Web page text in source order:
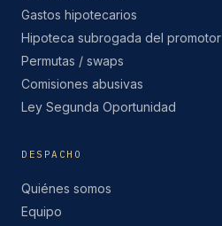
Gastos hipotecarios
Hipoteca subrogada del promotor
Permutas / swaps
Comisiones abusivas
Ley Segunda Oportunidad
DESPACHO
Quiénes somos
Equipo